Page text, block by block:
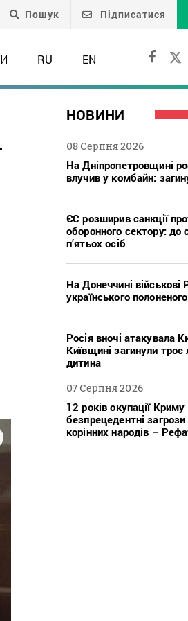
Пошук Підписатися
RU EN
НОВИНИ
08 Серпня 2026
На Дніпропетровщині
влучив у комбайн:
ЄС розширив санкції
оборонного сектору: до
п’ятьох осіб
На Донеччині військові
українського
Росія вночі атакувала
Київщині загинули
дитина
07 Серпня 2026
12 років окупації
безпрецедентні
корінних народів –